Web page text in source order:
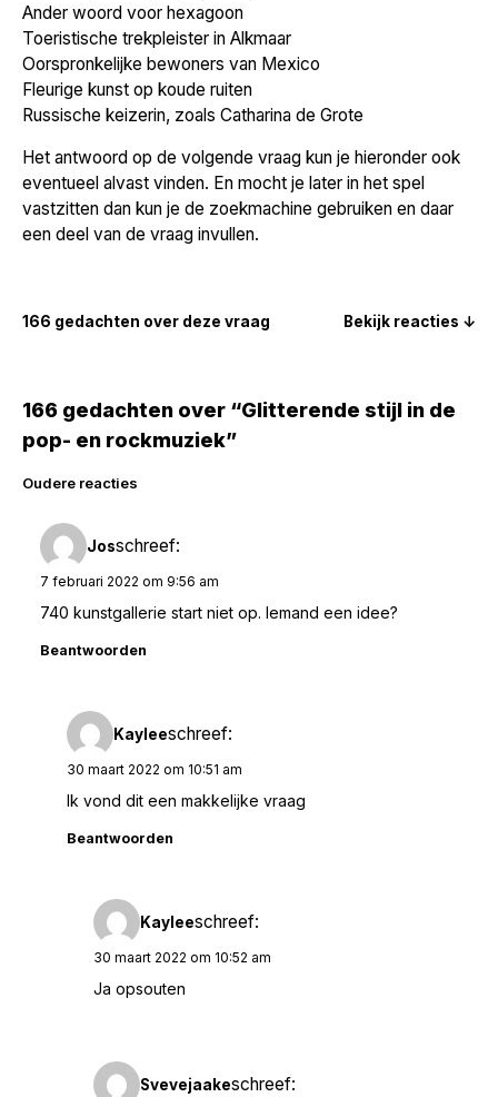
Ander woord voor hexagoon
Toeristische trekpleister in Alkmaar
Oorspronkelijke bewoners van Mexico
Fleurige kunst op koude ruiten
Russische keizerin, zoals Catharina de Grote
Het antwoord op de volgende vraag kun je hieronder ook
eventueel alvast vinden. En mocht je later in het spel
vastzitten dan kun je de zoekmachine gebruiken en daar
een deel van de vraag invullen.
166 gedachten over deze vraag Bekijk reacties ↓
166 gedachten over “Glitterende stijl in de
pop- en rockmuziek”
Reacties
navigatie
Oudere reacties
Josschreef:
7 februari 2022 om 9:56 am
740 kunstgallerie start niet op. Iemand een idee?
Beantwoorden
Kayleeschreef:
30 maart 2022 om 10:51 am
Ik vond dit een makkelijke vraag
Beantwoorden
Kayleeschreef:
30 maart 2022 om 10:52 am
Ja opsouten
Svevejaakeschreef: